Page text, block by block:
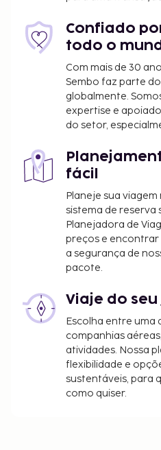
neste alojamento,
assistência.Confiado
todo o
Com mais de 30
Sembo faz parte
globalmente.
expertise e
do setor,
fácil
Planeje sua
sistema de reserva
Planejadora de
preços e encontrar
a segurança de
pacote.
Viaje do
Escolha entre uma
companhias
atividades. Nossa
flexibilidade e
sustentáveis, para
como quiser.